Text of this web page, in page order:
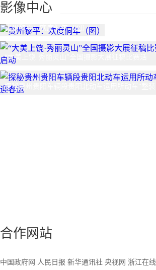
影像中心
贵州黎平：欢度侗年（图）
“大美上饶·秀丽灵山”全国摄影大展征稿比赛活
探秘贵州贵阳车辆段贵阳北动车运用所动车“整装
合作网站
中国政府网 人民日报 新华通讯社 央视网 浙江在线